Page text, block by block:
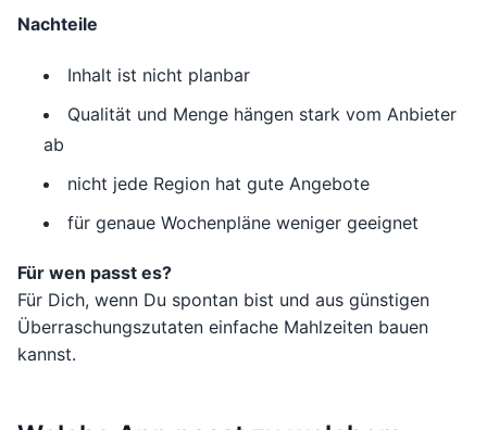
Nachteile
Inhalt ist nicht planbar
Qualität und Menge hängen stark vom Anbieter
ab
nicht jede Region hat gute Angebote
für genaue Wochenpläne weniger geeignet
Für wen passt es?
Für Dich, wenn Du spontan bist und aus günstigen
Überraschungszutaten einfache Mahlzeiten bauen
kannst.